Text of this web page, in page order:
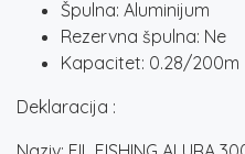
Špulna: Aluminijum
Rezervna špulna: Ne
Kapacitet: 0.28/200m
Deklaracija :